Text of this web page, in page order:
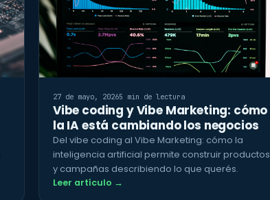
27 de mayo, 20265 min de lectura
Vibe coding y Vibe Marketing: cómo
la IA está cambiando los negocios
Del vibe coding al Vibe Marketing: cómo la
inteligencia artificial permite construir productos
y campañas describiendo lo que querés.
Leer artículo →